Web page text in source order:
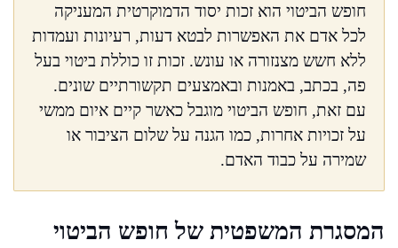
חופש הביטוי הוא זכות יסוד הדמוקרטית המעניקה
לכל אדם את האפשרות לבטא דעות, רעיונות ועמדות
ללא חשש מצנזורה או עונש. זכות זו כוללת ביטוי בעל
פה, בכתב, באמנות ובאמצעים תקשורתיים שונים.
עם זאת, חופש הביטוי מוגבל כאשר קיים איום ממשי
על זכויות אחרות, כמו הגנה על שלום הציבור או
שמירה על כבוד האדם.
המסגרת המשפטית של חופש הביטוי